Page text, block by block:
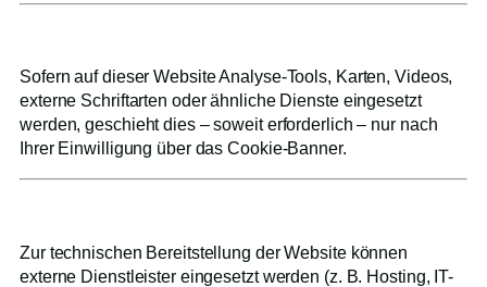
Sofern auf dieser Website Analyse-Tools, Karten, Videos,
externe Schriftarten oder ähnliche Dienste eingesetzt
werden, geschieht dies – soweit erforderlich – nur nach
Ihrer Einwilligung über das Cookie-Banner.
Zur technischen Bereitstellung der Website können
externe Dienstleister eingesetzt werden (z. B. Hosting, IT-